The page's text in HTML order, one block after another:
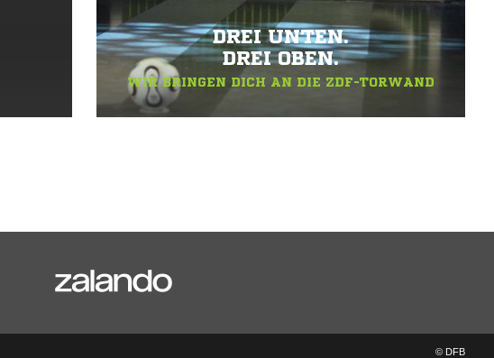
DREI UNTEN.
DREI OBEN.
WIR BRINGEN DICH AN DIE ZDF-TORWAND
© DFB